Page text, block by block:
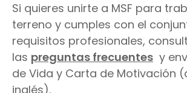
Si quieres unirte a MSF para
terreno y cumples con el
requisitos profesionales,
las preguntas frecuentes y
de Vida y Carta de Motivación
inglés).